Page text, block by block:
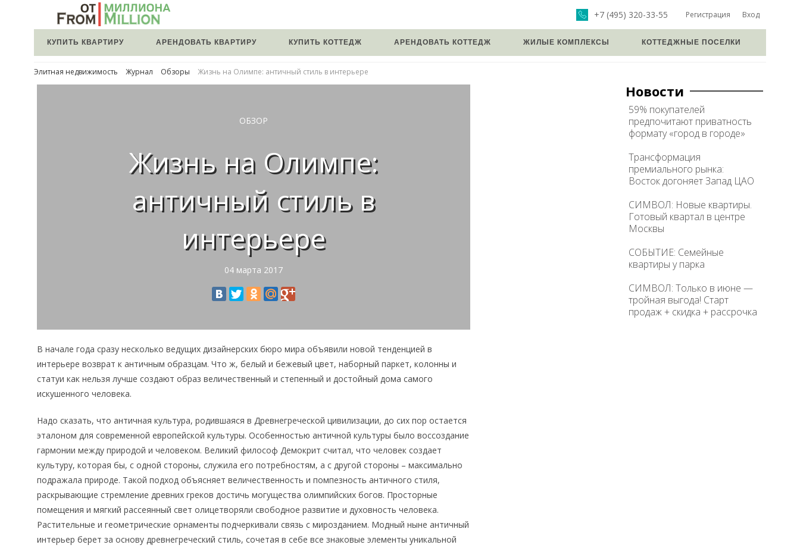
Регистрация Вход
+7 (495) 320-33-55
КУПИТЬ КВАРТИРУ АРЕНДОВАТЬ КВАРТИРУ КУПИТЬ КОТТЕДЖ АРЕНДОВАТЬ КОТТЕДЖ ЖИЛЫЕ КОМПЛЕКСЫ КОТТЕДЖНЫЕ ПОСЕЛКИ
Элитная недвижимость Журнал Обзоры Жизнь на Олимпе: античный стиль в интерьере
ОБЗОР
Жизнь на Олимпе:
античный стиль в
интерьере
04 марта 2017
В начале года сразу несколько ведущих дизайнерских бюро мира объявили новой тенденцией в
интерьере возврат к античным образцам. Что ж, белый и бежевый цвет, наборный паркет, колонны и
статуи как нельзя лучше создают образ величественный и степенный и достойный дома самого
искушенного человека.
Надо сказать, что античная культура, родившаяся в Древнегреческой цивилизации, до сих пор остается
эталоном для современной европейской культуры. Особенностью античной культуры было воссоздание
гармонии между природой и человеком. Великий философ Демокрит считал, что человек создает
культуру, которая бы, с одной стороны, служила его потребностям, а с другой стороны – максимально
подражала природе. Такой подход объясняет величественность и помпезность античного стиля,
раскрывающие стремление древних греков достичь могущества олимпийских богов. Просторные
помещения и мягкий рассеянный свет олицетворяли свободное развитие и духовность человека.
Растительные и геометрические орнаменты подчеркивали связь с мирозданием. Модный ныне античный
интерьер берет за основу древнегреческий стиль, сочетая в себе все знаковые элементы уникальной
Новости
59% покупателей
предпочитают приватность
формату «город в городе»
Трансформация
премиального рынка:
Восток догоняет Запад ЦАО
СИМВОЛ: Новые квартиры.
Готовый квартал в центре
Москвы
СОБЫТИЕ: Семейные
квартиры у парка
СИМВОЛ: Только в июне —
тройная выгода! Старт
продаж + скидка + рассрочка